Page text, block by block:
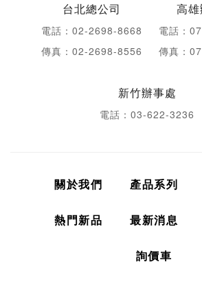
台北總公司
電話：02-2698-8668
傳真：02-2698-8556
高
電話：
傳真：
新竹辦事處
電話：03-622-3236
關於我們 產品系列
熱門新品 最新消息
詢價車